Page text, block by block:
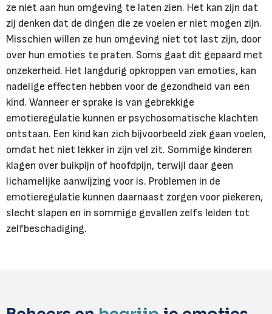
ze niet aan hun omgeving te laten zien. Het kan zijn dat
zij denken dat de dingen die ze voelen er niet mogen zijn.
Misschien willen ze hun omgeving niet tot last zijn, door
over hun emoties te praten. Soms gaat dit gepaard met
onzekerheid. Het langdurig opkroppen van emoties, kan
nadelige effecten hebben voor de gezondheid van een
kind. Wanneer er sprake is van gebrekkige
emotieregulatie kunnen er psychosomatische klachten
ontstaan. Een kind kan zich bijvoorbeeld ziek gaan voelen,
omdat het niet lekker in zijn vel zit. Sommige kinderen
klagen over buikpijn of hoofdpijn, terwijl daar geen
lichamelijke aanwijzing voor is. Problemen in de
emotieregulatie kunnen daarnaast zorgen voor piekeren,
slecht slapen en in sommige gevallen zelfs leiden tot
zelfbeschadiging.